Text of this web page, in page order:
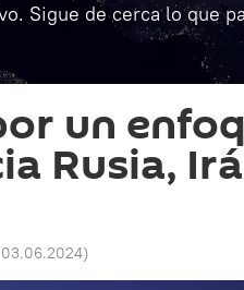
Sigue de cerca lo que
un
Rusia,
03.06.2024)